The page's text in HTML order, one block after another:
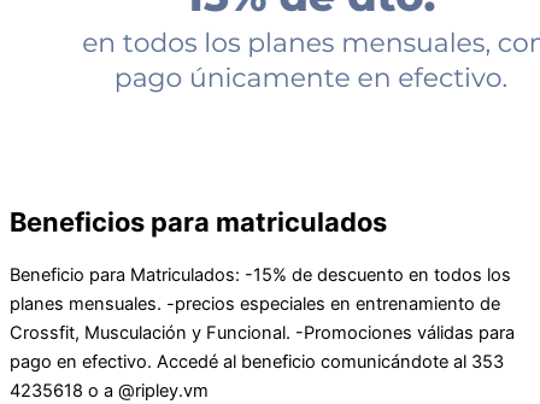
Beneficios para matriculados
Beneficio para Matriculados: -15% de descuento en todos los
planes mensuales. -precios especiales en entrenamiento de
Crossfit, Musculación y Funcional. -Promociones válidas para
pago en efectivo. Accedé al beneficio comunicándote al 353
4235618 o a @ripley.vm